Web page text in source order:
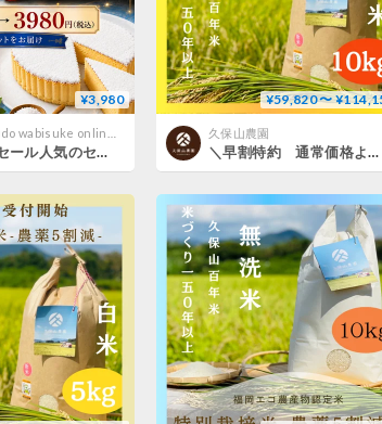
¥3,980
創業記念セール人気のセットを冷凍便でお届け！
¥59,820 〜
久保山農園
＼早割特約 通常価格より最大8％OFF／九州・四国・中国エリア【白米１０kg定期便 送料込み】令和８年産新米 １２回コース／６回コース【特別栽培米】農薬５割減